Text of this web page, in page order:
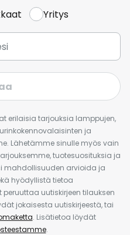
Yritys
erilaisia tarjouksia lamppujen,
ja
Lähetämme sinulle myös vain
tuotesuosituksia ja
mahdollisuuden arvioida ja
hyödyllistä tietoa
uutiskirjeen tilauksen
jokaisesta uutiskirjeestä, tai
. Lisätietoa löydät
.